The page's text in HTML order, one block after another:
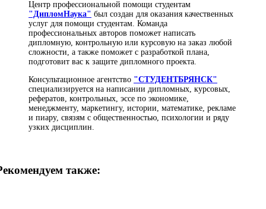
Центр профессиональной помощи студентам
"ДипломНаука" был создан для оказания качественных
услуг для помощи студентам. Команда
профессиональных авторов поможет написать
дипломную, контрольную или курсовую на заказ любой
сложности, а также поможет с разработкой плана,
подготовит вас к защите дипломного проекта.
Консультационное агентство "СТУДЕНТБРЯНСК"
специализируется на написании дипломных, курсовых,
рефератов, контрольных, эссе по экономике,
менеджменту, маркетингу, истории, математике, рекламе
и пиару, связям с общественностью, психологии и ряду
узких дисциплин.
также: